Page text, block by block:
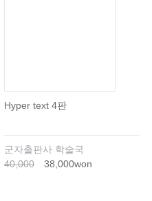
Hyper text 4판
군자출판사 학술국
40,000
38,000won